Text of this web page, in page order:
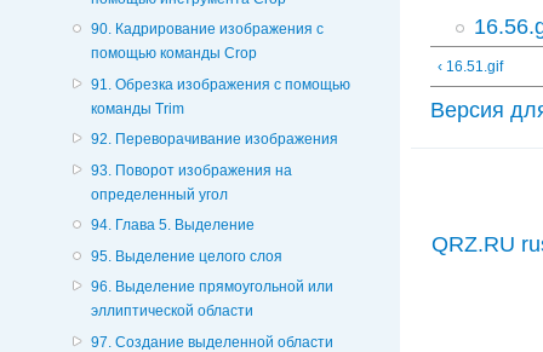
90. Кадрирование изображения с
помощью команды Crop
91. Обрезка изображения с помощью
команды Trim
92. Переворачивание изображения
93. Поворот изображения на
определенный угол
94. Глава 5. Выделение
95. Выделение целого слоя
96. Выделение прямоугольной или
эллиптической области
97. Создание выделенной области
‹ 16.51.gif
Версия
QRZ.RU